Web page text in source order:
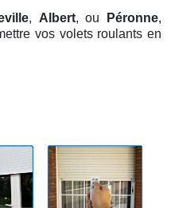
, Albert, ou Péronne,
vos volets roulants en